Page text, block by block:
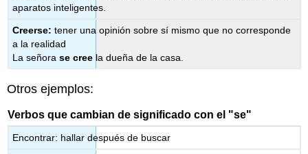
aparatos inteligentes.
Creerse: tener una opinión sobre sí mismo que no corresponde
a la realidad
La señorase cree la dueña de la casa.
Otros ejemplos:
Verbos que cambian de significado con el "se"
Encontrar: hallar después de buscar